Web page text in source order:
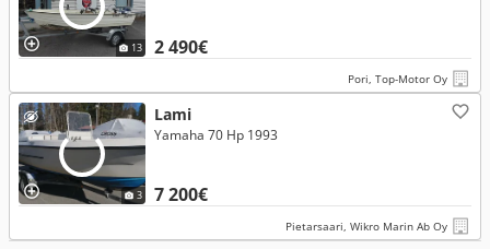
13 2 490€
Pori, Top-Motor Oy
3
Lami
7 200€
Yamaha 70 Hp 1993
Pietarsaari, Wikro Marin Ab Oy